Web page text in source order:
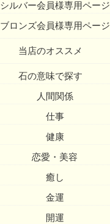
シルバー会員様専用ページ
ブロンズ会員様専用ページ
当店のオススメ
石の意味で探す
人間関係
仕事
健康
恋愛・美容
癒し
金運
開運